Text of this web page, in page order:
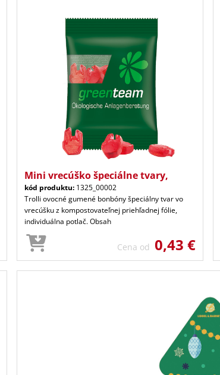
Mini vrecúško špeciálne tvary,
kód produktu: 1325_00002
Trolli ovocné gumené bonbóny špeciálny tvar vo
vrecúšku z kompostovateľnej priehľadnej fólie,
individuálna potlač. Obsah
Cena od 0,43 €